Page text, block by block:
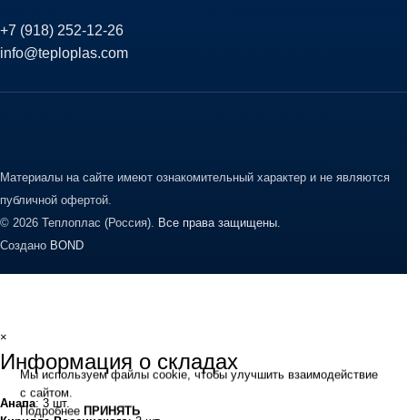
+7 (918) 252-12-26
info@teploplas.com
Материалы на сайте имеют ознакомительный характер и не являются
публичной офертой.
© 2026 Теплоплас (Россия). Все права защищены.
Создано BOND
Мы используем файлы cookie, чтобы улучшить взаимодействие
с сайтом.
Подробнее ПРИНЯТЬ
×
Информация о складах
Анапа: 3 шт.